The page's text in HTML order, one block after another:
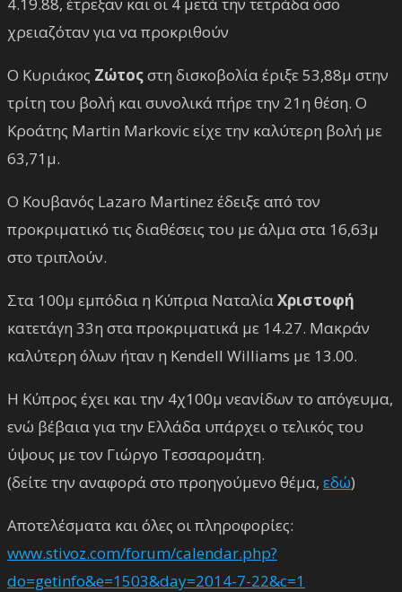
χρειαζόταν για να προκριθούν
Ο Κυριάκος Ζώτοςστη δισκοβολία έριξε 53,88μ στην
τρίτη του βολή και συνολικά πήρε την 21η θέση. Ο
Κροάτης Martin Markovic είχε την καλύτερη βολή με
63,71μ.
Ο Κουβανός Lazaro Martinez έδειξε από τον
προκριματικό τις διαθέσεις του με άλμα στα 16,63μ
στο τριπλούν.
Στα 100μ εμπόδια η Κύπρια ΝαταλίαΧριστοφή
κατετάγη 33η στα προκριματικά με 14.27. Μακράν
καλύτερη όλων ήταν η Kendell Williams με 13.00.
Η Κύπρος έχει και την 4χ100μ νεανίδων το απόγευμα,
ενώ βέβαια για την Ελλάδα υπάρχει ο τελικός του
ύψους με τον Γιώργο Τεσσαρομάτη.
(δείτε την αναφορά στο προηγούμενο θέμα, εδώ)
Αποτελέσματα και όλες οι πληροφορίες:
www.stivoz.com/forum/calendar.php?
do=getinfo&e=1503&day=2014-7-22&c=1